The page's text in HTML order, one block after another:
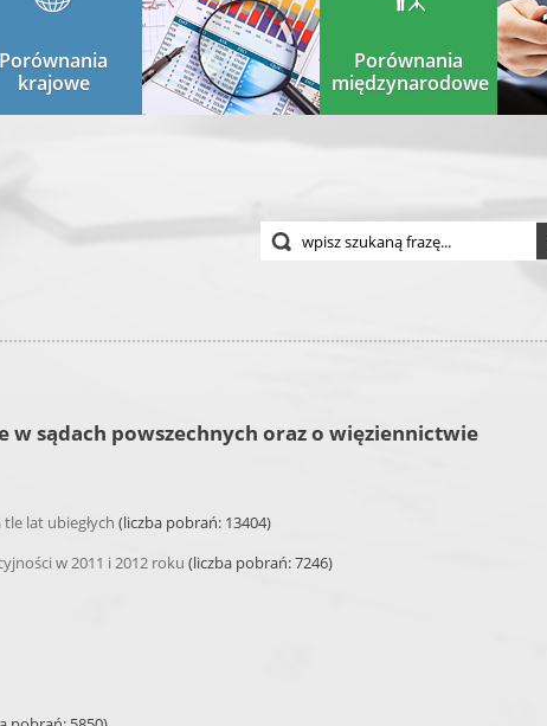
Porównania
krajowe
Porównania
międzynarodowe
sądach powszechnych oraz o więziennictwie
lat ubiegłych (liczba pobrań: 13404)
w 2011 i 2012 roku (liczba pobrań: 7246)